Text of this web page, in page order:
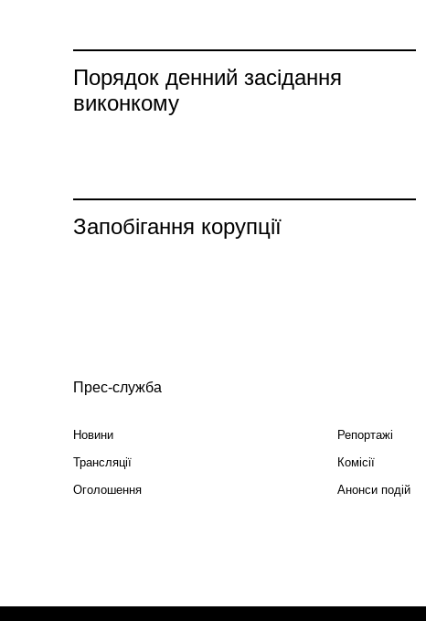
Порядок денний засідання
виконкому
Запобігання корупції
Прес-служба
Новини
Репортажі
Трансляції
Комісії
Оголошення
Анонси подій